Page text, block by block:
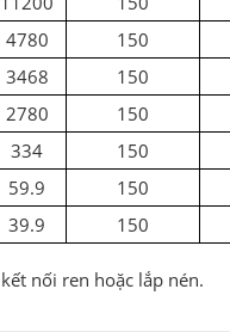
4780 150
3468 150
2780 150
334 150
59.9 150
39.9 150
nối ren hoặc lắp nén.